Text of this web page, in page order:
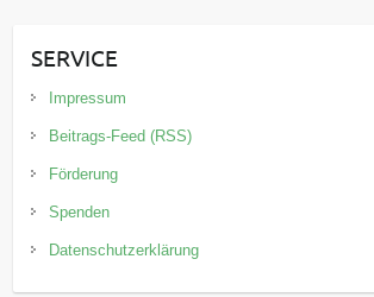
SERVICE
Impressum
Beitrags-Feed (RSS)
Förderung
Spenden
Datenschutzerklärung